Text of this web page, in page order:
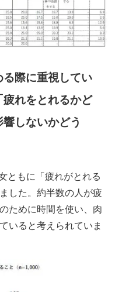
る際に重視してい
疲れをとれるかど
しないかどう
ともに「疲れがとれる
した。約半数の人が疲
ために時間を使い、肉
いると考えられていま